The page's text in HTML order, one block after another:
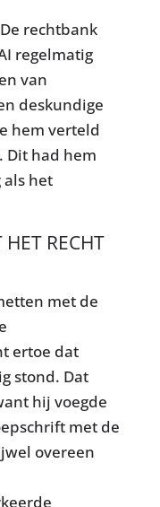
rechtbank
regelmatig
van
deskundige
hem verteld
Dit had hem
als het
RECHT
met de
ertoe dat
stond. Dat
hij voegde
met de
overeen